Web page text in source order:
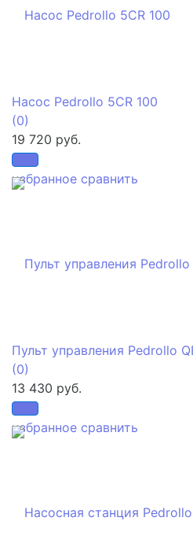
избранное сравнить
Насос Pedrollo 5CR 100
(0)
19 720 руб.
избранное сравнить
Пульт управления Pedrollo
(0)
13 430 руб.